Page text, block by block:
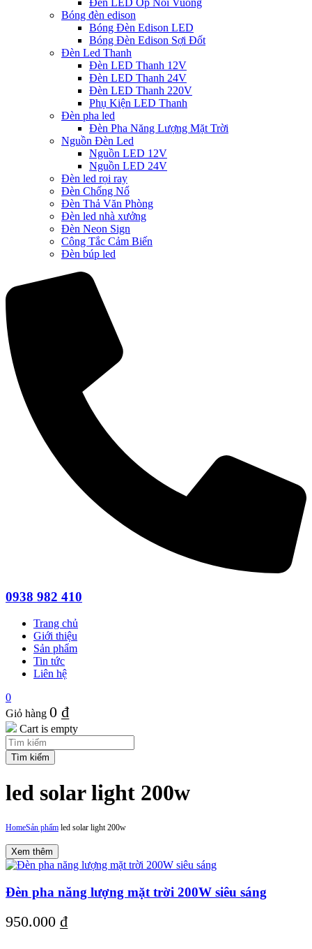
Đèn LED Ốp Nổi Vuông
Bóng đèn edison
Bóng Đèn Edison LED
Bóng Đèn Edison Sợi Đốt
Đèn Led Thanh
Đèn LED Thanh 12V
Đèn LED Thanh 24V
Đèn LED Thanh 220V
Phụ Kiện LED Thanh
Đèn pha led
Đèn Pha Năng Lượng Mặt Trời
Nguồn Đèn Led
Nguồn LED 12V
Nguồn LED 24V
Đèn led rọi ray
Đèn Chống Nổ
Đèn Thả Văn Phòng
Đèn led nhà xưởng
Đèn Neon Sign
Công Tắc Cảm Biến
Đèn búp led
0938 982 410
Trang chủ
Giới thiệu
Sản phẩm
Tin tức
Liên hệ
0
Giỏ hàng 0 ₫
Cart is empty
led solar light 200w
HomeSản phẩm led solar light 200w
Xem thêm
Đèn pha năng lượng mặt trời 200W siêu sáng
950.000 ₫